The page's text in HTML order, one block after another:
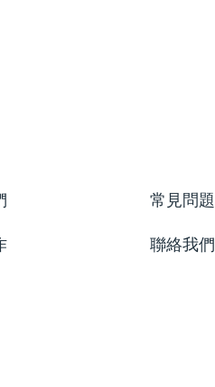
常見問題
聯絡我們